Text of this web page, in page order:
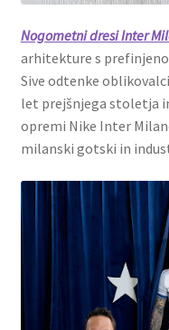
Nogometni dresi Inter
arhitekture s
Sive odtenke
let prejšnjega stoletja
opremi Nike Inter
milanski gotski in